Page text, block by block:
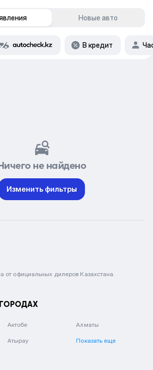
Новые авто
В кредит
не найдено
Изменить фильтры
от официальных дилеров Казахстана.
Актобе Алматы
Атырау Показать еще